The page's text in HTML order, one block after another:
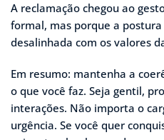
A reclamação chegou ao
formal, mas porque a
desalinhada com os valores
Em resumo: mantenha a
o que você faz. Seja gentil,
interações. Não importa o
urgência. Se você quer